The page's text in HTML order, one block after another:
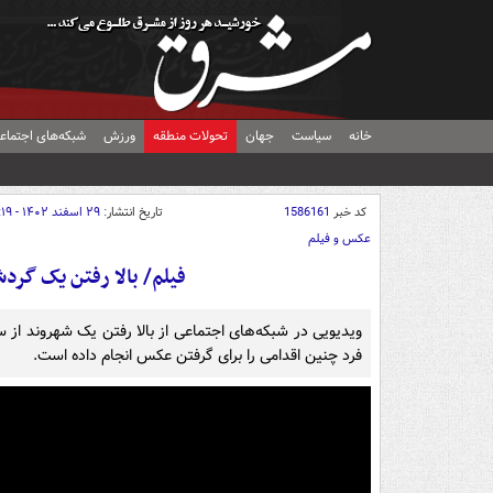
خانه سیاست جهان تحولات منطقه ورزش شبکه‌های
کد خبر 1586161 تاریخ انتشار: ۲۹ اسفند ۱۴۰۲ - ۱۵:۱۹
عکس و فیلم
فیلم/ بالا رفتن یک
ویدیویی در شبکه‌های اجتماعی از بالا رفتن یک
فرد چنین اقدامی را برای گرفتن عکس انجام داده است.